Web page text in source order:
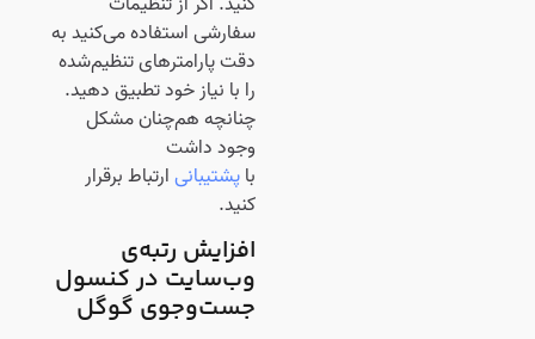
سفارشی استفاده می‌کنید به
دقت پارامترهای تنظیم‌شده
را با نیاز خود تطبیق دهید.
چنانچه هم‌چنان مشکل
وجود داشت
باپشتیبانیارتباط برقرار
کنید.
افزایش رتبه‌ی
وب‌سایت در کنسول
جست‌وجوی گوگل